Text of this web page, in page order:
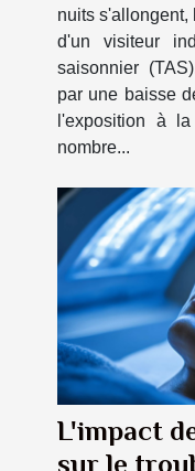
nuits s'allongent,
d'un visiteur
saisonnier
par une baisse
l'exposition à
nombre...
L'impact
sur le